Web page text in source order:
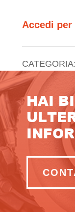
Accedi
CATEGORIA:
HAI